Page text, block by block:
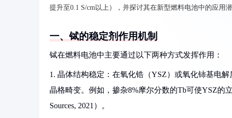
提升至0.1 S/cm以上），并探讨其在新型燃料电池中的应用潜
一、铽的稳定剂作用机制
铽在燃料电池中主要通过以下两种方式发挥作用：
1. 晶体结构稳定：在氧化锆（YSZ）或氧化铈基电
晶格畸变。例如，掺杂8%摩尔分数的Tb可使YSZ的
Sources, 2021）。